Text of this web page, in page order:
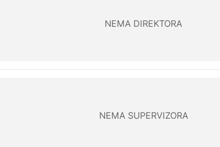
NEMA DIREKTORA
NEMA SUPERVIZORA